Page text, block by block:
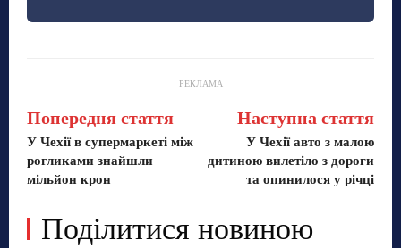
РЕКЛАМА
Попередня стаття
У Чехії в супермаркеті між
рогликами знайшли
мільйон крон
Наступна стаття
У Чехії авто з малою
дитиною вилетіло з дороги
та опинилося у річці
Поділитися новиною